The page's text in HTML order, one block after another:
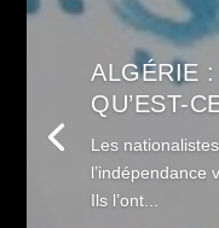
ALGÉRIE
QU’EST-
Les
l’indépendance
Ils l’ont...